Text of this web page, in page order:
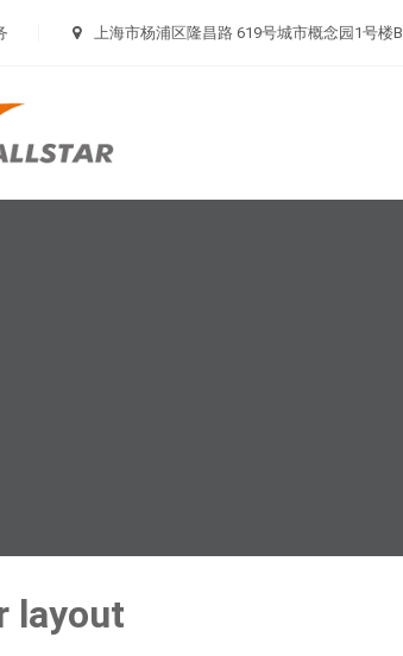
上海市杨浦区隆昌路 619号城市概念园1号楼
layout